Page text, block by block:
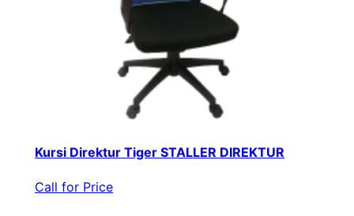
Kursi Direktur Tiger STALLER DIREKTUR
Call for Price